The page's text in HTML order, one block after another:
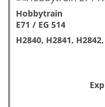
Hobbytrain
E71 / EG 514
H2840, H2841,